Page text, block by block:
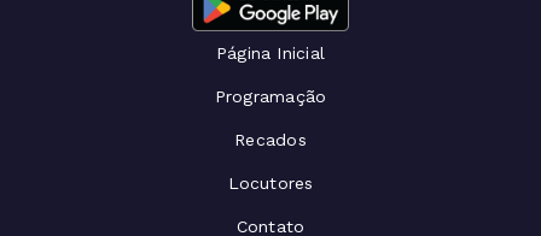
Página Inicial
Programação
Recados
Locutores
Contato